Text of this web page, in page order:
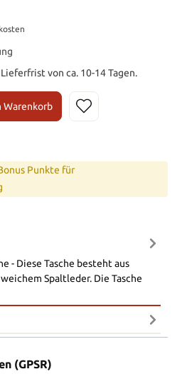
von ca. 10-14 Tagen.
Warenkorb
Punkte für
- Diese Tasche besteht aus
Spaltleder. Die Tasche
(GPSR)